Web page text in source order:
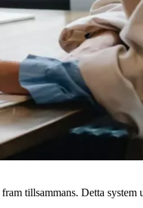
tillsammans. Detta system